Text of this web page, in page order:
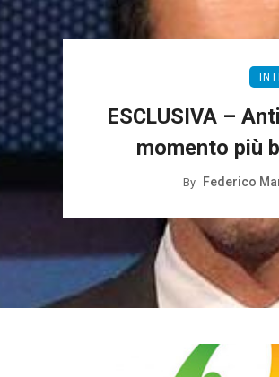
ESCLUSIVA –
momento più
By Federico